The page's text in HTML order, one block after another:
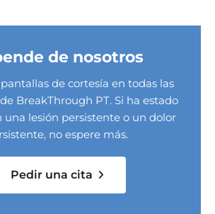
de nosotros
de cortesía en todas las
BreakThrough PT. Si ha estado
una lesión persistente o un dolor
no espere más.
Pedir una cita